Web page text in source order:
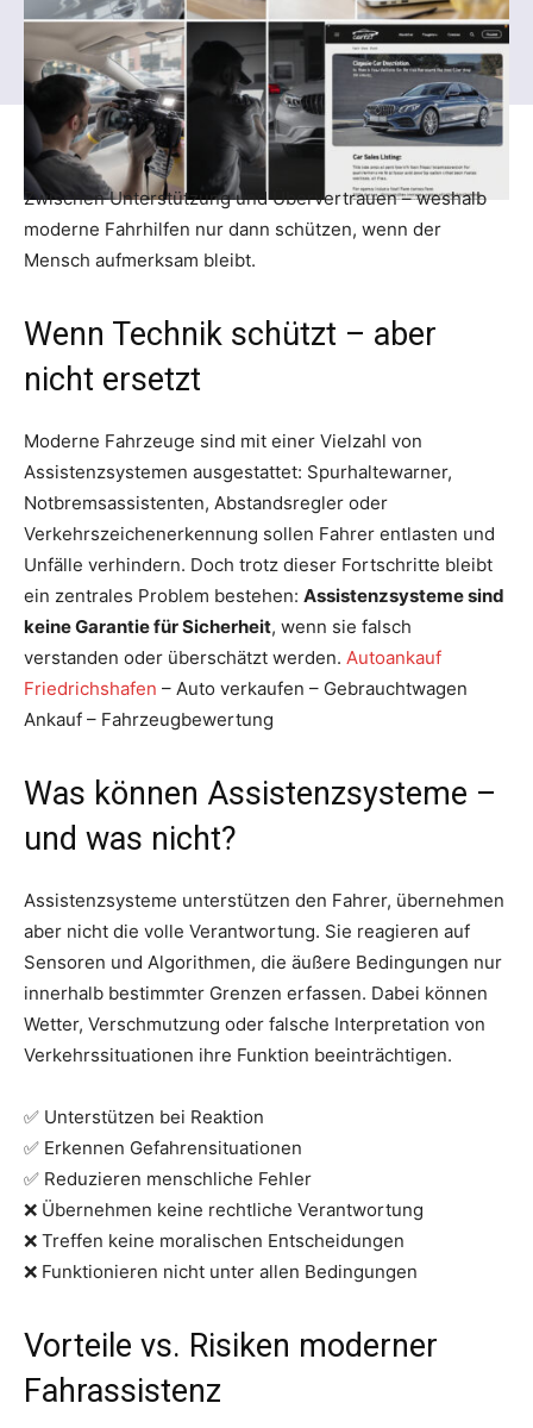
Zwischen Unterstützung und Übervertrauen – weshalb
moderne Fahrhilfen nur dann schützen, wenn der
Mensch aufmerksam bleibt.
Wenn Technik schützt – aber
nicht ersetzt
Moderne Fahrzeuge sind mit einer Vielzahl von
Assistenzsystemen ausgestattet: Spurhaltewarner,
Notbremsassistenten, Abstandsregler oder
Verkehrszeichenerkennung sollen Fahrer entlasten und
Unfälle verhindern. Doch trotz dieser Fortschritte bleibt
ein zentrales Problem bestehen: Assistenzsysteme sind
keine Garantie für Sicherheit, wenn sie falsch
verstanden oder überschätzt werden. Autoankauf
Friedrichshafen – Auto verkaufen – Gebrauchtwagen
Ankauf – Fahrzeugbewertung
Was können Assistenzsysteme –
und was nicht?
Assistenzsysteme unterstützen den Fahrer, übernehmen
aber nicht die volle Verantwortung. Sie reagieren auf
Sensoren und Algorithmen, die äußere Bedingungen nur
innerhalb bestimmter Grenzen erfassen. Dabei können
Wetter, Verschmutzung oder falsche Interpretation von
Verkehrssituationen ihre Funktion beeinträchtigen.
✅ Unterstützen bei Reaktion
✅ Erkennen Gefahrensituationen
✅ Reduzieren menschliche Fehler
❌ Übernehmen keine rechtliche Verantwortung
❌ Treffen keine moralischen Entscheidungen
❌ Funktionieren nicht unter allen Bedingungen
Vorteile vs. Risiken moderner
Fahrassistenz